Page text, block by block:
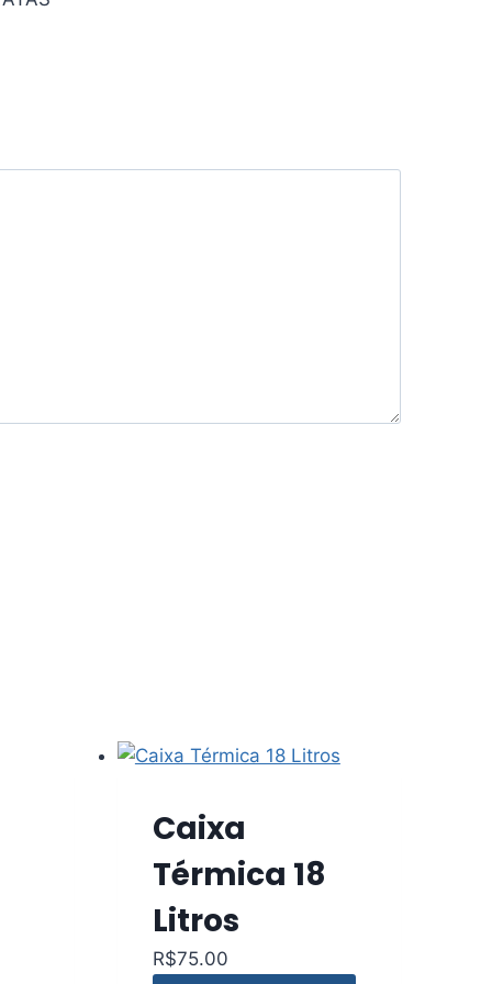
Caixa
Térmica 18
Litros
R$75.00